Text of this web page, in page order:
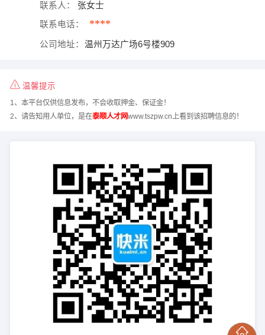
联系人： 张女士
联系电话： ****
公司地址： 温州万达广场6号楼909
温馨提示
1、本平台仅供信息发布，不会收取押金、保证金！
2、请告知用人单位，是在泰顺人才网www.tszpw.cn上看到该招聘信息的！